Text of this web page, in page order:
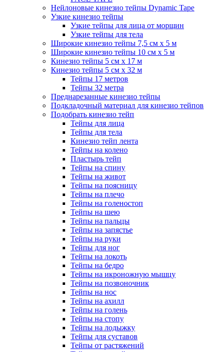
Нейлоновые кинезио тейпы Dynamic Tape
Узкие кинезио тейпы
Узкие тейпы для лица от морщин
Узкие тейпы для тела
Широкие кинезио тейпы 7,5 см x 5 м
Широкие кинезио тейпы 10 см х 5 м
Кинезио тейпы 5 см x 17 м
Кинезио тейпы 5 см х 32 м
Тейпы 17 метров
Тейпы 32 метра
Преднарезанные кинезио тейпы
Подкладочный материал для кинезио тейпов
Подобрать кинезио тейп
Тейпы для лица
Тейпы для тела
Кинезио тейп лента
Тейпы на колено
Пластырь тейп
Тейпы на спину
Тейпы на живот
Тейпы на поясницу
Тейпы на плечо
Тейпы на голеностоп
Тейпы на шею
Тейпы на пальцы
Тейпы на запястье
Тейпы на руки
Тейпы для ног
Тейпы на локоть
Тейпы на бедро
Тейпы на икроножную мышцу
Тейпы на позвоночник
Тейпы на нос
Тейпы на ахилл
Тейпы на голень
Тейпы на стопу
Тейпы на лодыжку
Тейпы для суставов
Тейпы от растяжений